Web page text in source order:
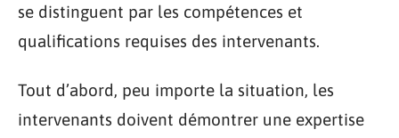
se distinguent par les compétences et
qualifications requises des intervenants.
Tout d’abord, peu importe la situation, les
intervenants doivent démontrer une expertise